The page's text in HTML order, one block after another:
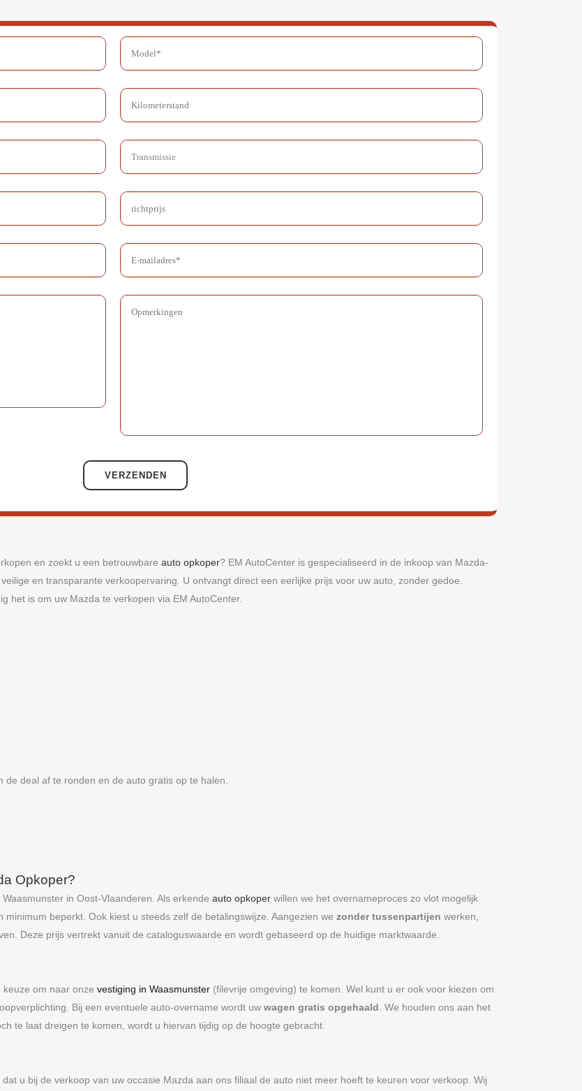
Gelieve dit veld leeg te laten.
en zoekt u een betrouwbare auto opkoper? EM AutoCenter is gespecialiseerd in de inkoop van Mazda-
en transparante verkoopervaring. U ontvangt direct een eerlijke prijs voor uw auto, zonder gedoe.
het is om uw Mazda te verkopen via EM AutoCenter.
deal af te ronden en de auto gratis op te halen.
Opkoper?
in Oost-Vlaanderen. Als erkende auto opkoper willen we het overnameproces zo vlot mogelijk
beperkt. Ook kiest u steeds zelf de betalingswijze. Aangezien we zonder tussenpartijen werken,
Deze prijs vertrekt vanuit de cataloguswaarde en wordt gebaseerd op de huidige marktwaarde.
keuze om naar onze vestiging in Waasmunster (filevrije omgeving) te komen. Wel kunt u er ook voor kiezen om
Bij een eventuele auto-overname wordt uw wagen gratis opgehaald . We houden ons aan het
te laat dreigen te komen, wordt u hiervan tijdig op de hoogte gebracht.
u bij de verkoop van uw occasie Mazda aan ons filiaal de auto niet meer hoeft te keuren voor verkoop. Wij